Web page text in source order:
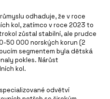
odhaduje, že v roce
kol, zatímco v roce 2023 to
zůstal stabilní, ale prudce
50 000 norských korun (2
segmentem byla dětská
pokles. Nárůst
kol.
odvětví